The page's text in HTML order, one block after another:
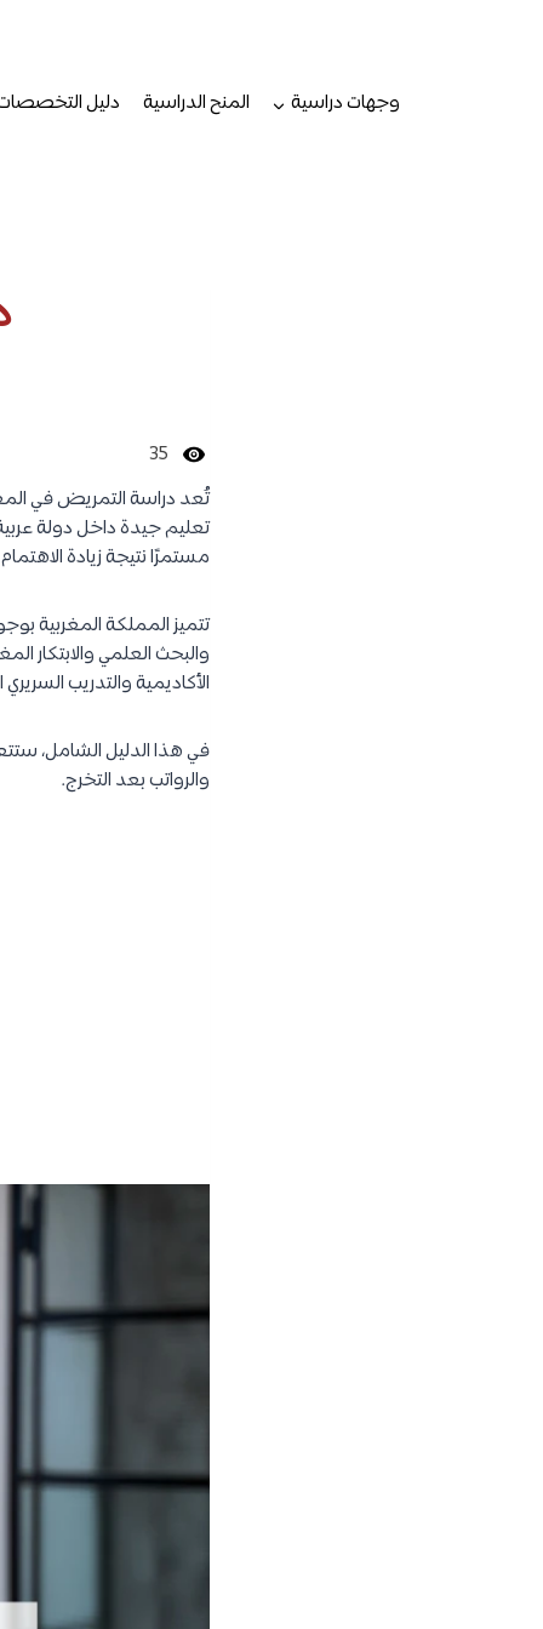
وجهات دراسية
المنح الدراسية دليل
35
تُعد دراسة التمريض في
تعليم جيدة داخل دولة
مستمرًا نتيجة زيادة
تتميز المملكة المغربية
والبحث العلمي والابتكار
الأكاديمية والتدريب
في هذا الدليل الشامل،
والرواتب بعد التخرج.